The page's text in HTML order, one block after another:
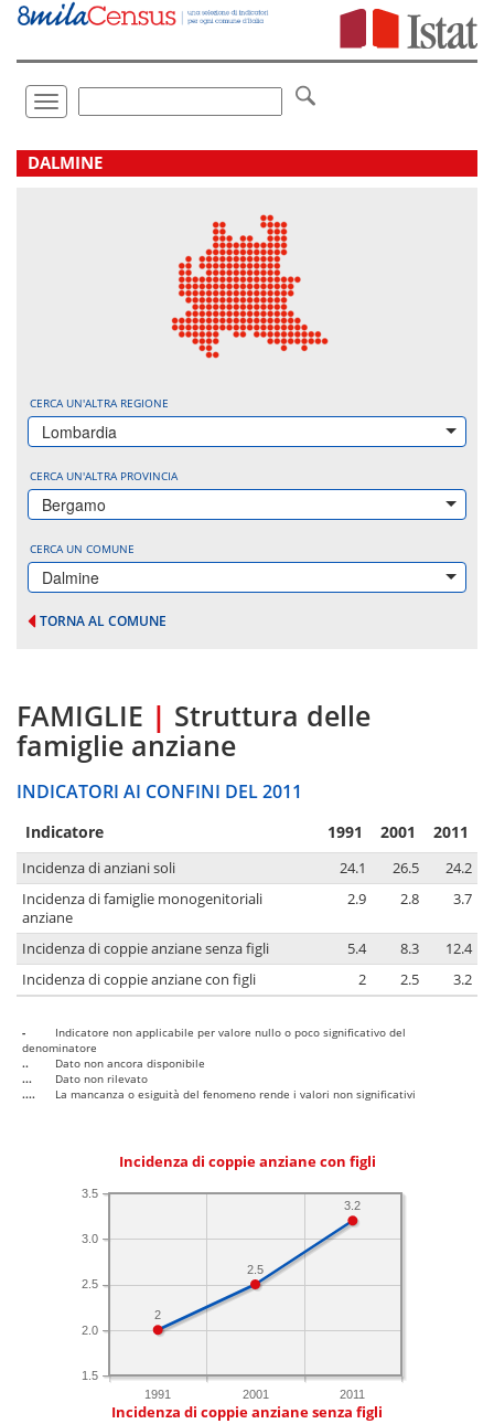
Vai
direttamente
Toggle
navigation
.
DALMINE
CERCA UN'ALTRA REGIONE
Lombardia
CERCA UN'ALTRA PROVINCIA
Bergamo
CERCA UN COMUNE
Dalmine
TORNA AL COMUNE
FAMIGLIE | Struttura delle
famiglie anziane
INDICATORI AI CONFINI DEL 2011
Indicatore 1991 2001 2011
Incidenza di anziani soli 24.1 26.5
24.2
Incidenza di famiglie monogenitoriali
anziane
2.9 2.8 3.7
Incidenza di coppie anziane senza figli 5.4 8.3
12.4
Incidenza di coppie anziane con figli
2 2.5 3.2
-
Indicatore non applicabile per valore nullo o poco significativo del
denominatore
..
Dato non ancora disponibile
...
Dato non rilevato
....
La mancanza o esiguità del fenomeno rende i valori non significativi
Incidenza di coppie anziane con figli
1991 2001 2011
1.5
2.0
2.5
3.0
3.5
3.2
2.5
2
Incidenza di coppie anziane senza figli